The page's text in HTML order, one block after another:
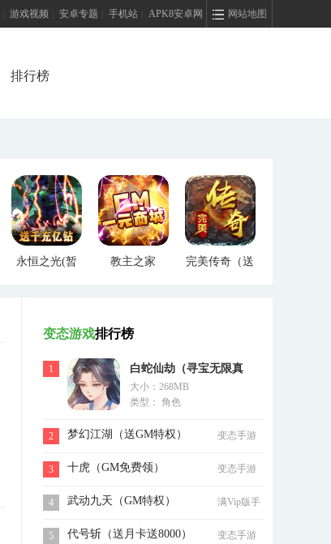
网站地图
游戏视频 安卓专题 手机站 APK8安卓网
排行榜
永恒之光(暂
教主之家
完美传奇（送
变态游戏排行榜
1
白蛇仙劫（寻宝无限真
充）
大小：268MB
类型： 角色
2 梦幻江湖（送GM特权） 变态手游
3 十虎（GM免费领） 变态手游
4 武动九天（GM特权）
满Vip版手
5
代号斩（送月卡送8000） 变态手游